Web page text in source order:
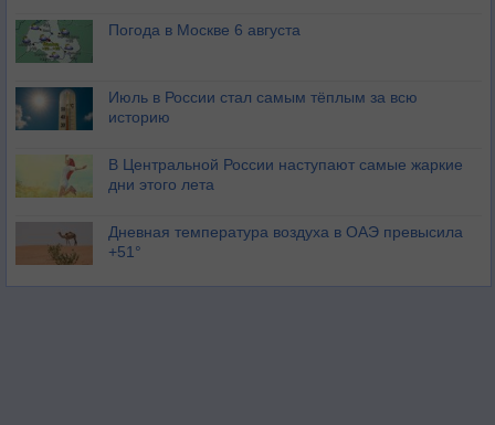
Погода в Москве 6 августа
Июль в России стал самым тёплым за всю
историю
В Центральной России наступают самые жаркие
дни этого лета
Дневная температура воздуха в ОАЭ превысила
+51°